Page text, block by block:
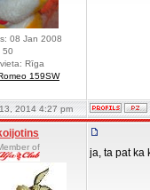
08 Jan 2008
50
Rīga
159SW
2014 4:27 pm
of ja, ta pat ka